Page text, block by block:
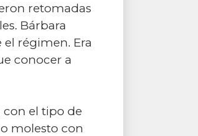
retomadas
Bárbara
régimen. Era
conocer a
el tipo de
molesto con